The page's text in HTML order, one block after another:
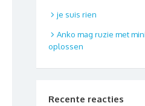
je suis rien
Anko mag ruzie met
oplossen
Recente reacties